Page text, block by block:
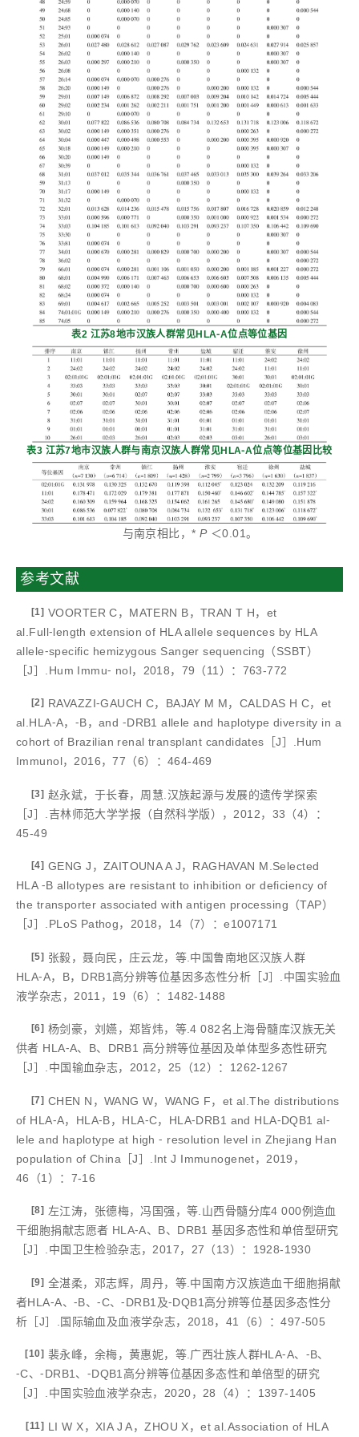
表2 江苏8地市汉族人群常见HLA⁃A位点等位基因
表3 江苏7地市汉族人群与南京汉族人群常见HLA⁃A位点等位基因比较
与南京相比，* P＜0.01。
参考文献
[1] VOORTER C，MATERN B，TRAN T H，et
al.Full⁃length extension of HLA allele sequences by HLA
allele⁃specific hemizygous Sanger sequencing（SSBT）
［J］.Hum Immu⁃ nol，2018，79（11）：763-772
[2] RAVAZZI⁃GAUCH C，BAJAY M M，CALDAS H C，et
al.HLA⁃A，⁃B，and ⁃DRB1 allele and haplotype diversity in a
cohort of Brazilian renal transplant candidates［J］.Hum
Immunol，2016，77（6）：464-469
[3] 赵永斌，于长春，周慧.汉族起源与发展的遗传学探索
［J］.吉林师范大学学报（自然科学版），2012，33（4）：
45-49
[4] GENG J，ZAITOUNA A J，RAGHAVAN M.Selected
HLA ⁃B allotypes are resistant to inhibition or deficiency of
the transporter associated with antigen processing（TAP）
［J］.PLoS Pathog，2018，14（7）：e1007171
[5] 张毅，聂向民，庄云龙，等.中国鲁南地区汉族人群
HLA⁃A，B，DRB1高分辨等位基因多态性分析［J］.中国实验血
液学杂志，2011，19（6）：1482-1488
[6] 杨剑豪，刘嬿，郑皆炜，等.4 082名上海骨髓库汉族无关
供者 HLA⁃A、B、DRB1 高分辨等位基因及单体型多态性研究
［J］.中国输血杂志，2012，25（12）：1262-1267
[7] CHEN N，WANG W，WANG F，et al.The distributions
of HLA⁃A，HLA⁃B，HLA⁃C，HLA⁃DRB1 and HLA⁃DQB1 al⁃
lele and haplotype at high ⁃ resolution level in Zhejiang Han
population of China［J］.Int J Immunogenet，2019，
46（1）：7-16
[8] 左江涛，张德梅，冯国强，等.山西骨髓分库4 000例造血
干细胞捐献志愿者 HLA⁃A、B、DRB1 基因多态性和单倍型研究
［J］.中国卫生检验杂志，2017，27（13）：1928-1930
[9] 全湛柔，邓志辉，周丹，等.中国南方汉族造血干细胞捐献
者HLA⁃A、⁃B、⁃C、⁃DRB1及⁃DQB1高分辨等位基因多态性分
析［J］.国际输血及血液学杂志，2018，41（6）：497-505
[10] 裴永峰，余梅，黄惠妮，等.广西壮族人群HLA⁃A、⁃B、
⁃C、⁃DRB1、⁃DQB1高分辨等位基因多态性和单倍型的研究
［J］.中国实验血液学杂志，2020，28（4）：1397-1405
[11] LI W X，XIA J A，ZHOU X，et al.Association of HLA